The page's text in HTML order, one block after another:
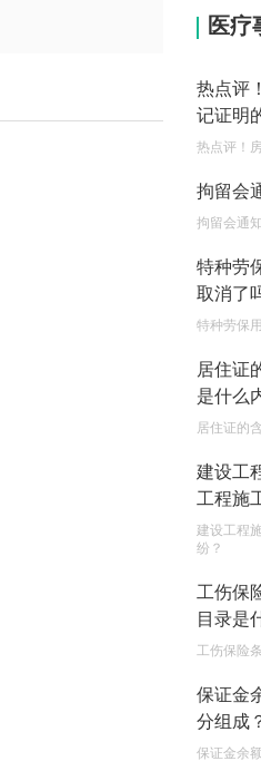
2023-05-
滞纳金
2023-05-
税务滞
吗？
2023-05-
税款滞
算？
2023-05-
小微企
2023-05-
不还贷
讼时效
2023-05-04
医疗
热点评
记证明
热点评！
拘留会
拘留会通
特种劳
取消了
特种劳保
居住证
是什么
居住证的
建设工
工程施
建设工程
纷？
工伤保
目录是
工伤保险
保证金
分组成
保证金余